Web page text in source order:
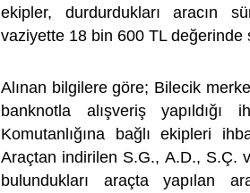
ekipler, durdurdukları aracın
vaziyette 18 bin 600 TL değerinde
Alınan bilgilere göre; Bilecik
banknotla alışveriş yapıldığı
Komutanlığına bağlı ekipleri
Araçtan indirilen S.G., A.D., S.Ç.
bulundukları araçta yapılan